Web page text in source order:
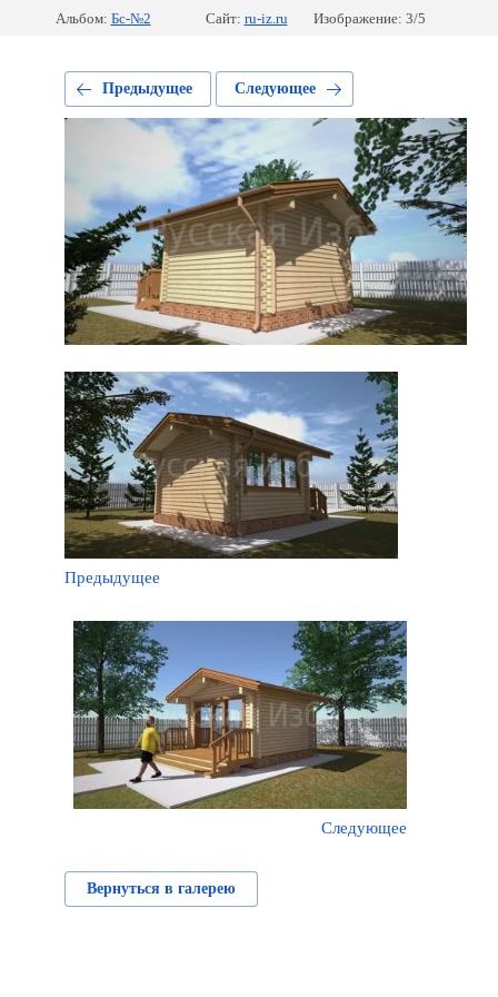
Альбом: Бс-№2 Сайт: ru-iz.ru Изображение: 3/5
Предыдущее Следующее
Предыдущее
Следующее
Вернуться в галерею